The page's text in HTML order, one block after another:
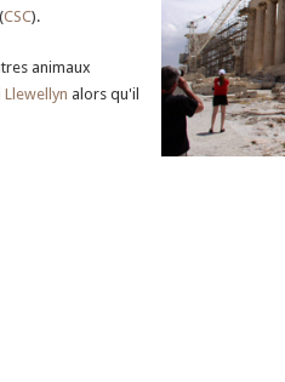
CSC).
animaux
Llewellyn alors qu'il